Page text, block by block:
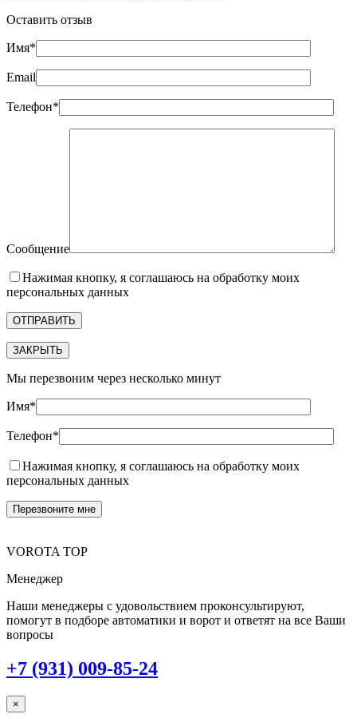
Оставить отзыв
Имя*
Email
Телефон*
Сообщение
Нажимая кнопку, я соглашаюсь на обработку моих
персональных данных
ЗАКРЫТЬ
Мы перезвоним через несколько минут
Имя*
Телефон*
Нажимая кнопку, я соглашаюсь на обработку моих
персональных данных
VOROTA TOP
Менеджер
Наши менеджеры с удовольствием проконсультируют,
помогут в подборе автоматики и ворот и ответят на все Ваши
вопросы
+7 (931) 009-85-24
×